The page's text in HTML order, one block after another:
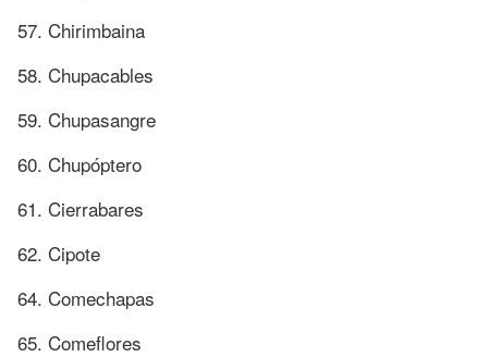
57. Chirimbaina
58. Chupacables
59. Chupasangre
60. Chupóptero
61. Cierrabares
62. Cipote
64. Comechapas
65. Comeflores